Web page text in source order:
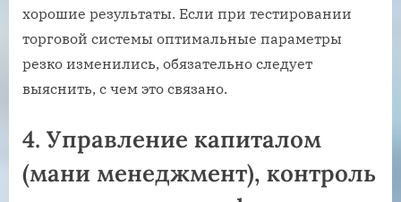
хорошие результаты. Если при тестировании
торговой системы оптимальные параметры
резко изменились, обязательно следует
выяснить, с чем это связано.
4. Управление капиталом
(мани менеджмент), контроль